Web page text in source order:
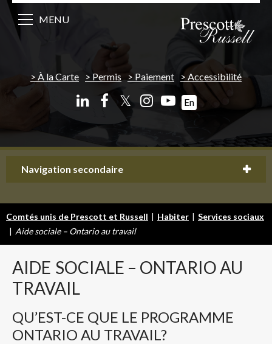
À la Carte Permis Paiement Accessibilité
𝕏 En
MENU
Navigation secondaire
Comtés unis de Prescott et Russell | Habiter | Services sociaux
| Aide sociale – Ontario au travail
AIDE SOCIALE – ONTARIO AU
TRAVAIL
QU’EST-CE QUE LE PROGRAMME
ONTARIO AU TRAVAIL?